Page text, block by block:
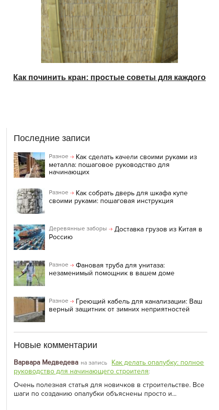
Как починить кран: простые советы для каждого
Последние записи
Разное
Как сделать качели своими руками из
металла: пошаговое руководство для
начинающих
Разное
Как собрать дверь для шкафа купе
своими руками: пошаговая инструкция
Деревянные заборы
Доставка грузов из Китая в
Россию
Разное
Фановая труба для унитаза:
незаменимый помощник в вашем доме
Разное
Греющий кабель для канализации: Ваш
верный защитник от зимних неприятностей
Новые комментарии
Варвара Медведева на запись
Как делать опалубку: полное
руководство для начинающего строителя:
Очень полезная статья для новичков в строительстве. Все
шаги по созданию опалубки объяснены просто и...